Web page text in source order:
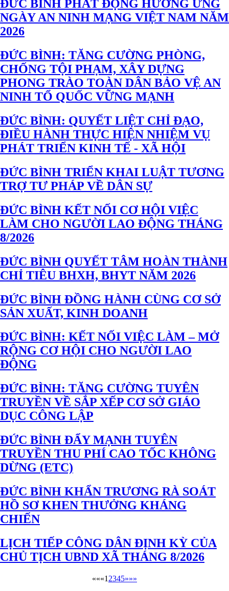
ĐỨC BÌNH PHÁT ĐỘNG HƯỞNG ỨNG
NGÀY AN NINH MẠNG VIỆT NAM NĂM
2026
ĐỨC BÌNH: TĂNG CƯỜNG PHÒNG,
CHỐNG TỘI PHẠM, XÂY DỰNG
PHONG TRÀO TOÀN DÂN BẢO VỆ AN
NINH TỔ QUỐC VỮNG MẠNH
ĐỨC BÌNH: QUYẾT LIỆT CHỈ ĐẠO,
ĐIỀU HÀNH THỰC HIỆN NHIỆM VỤ
PHÁT TRIỂN KINH TẾ - XÃ HỘI
ĐỨC BÌNH TRIỂN KHAI LUẬT TƯƠNG
TRỢ TƯ PHÁP VỀ DÂN SỰ
ĐỨC BÌNH KẾT NỐI CƠ HỘI VIỆC
LÀM CHO NGƯỜI LAO ĐỘNG THÁNG
8/2026
ĐỨC BÌNH QUYẾT TÂM HOÀN THÀNH
CHỈ TIÊU BHXH, BHYT NĂM 2026
ĐỨC BÌNH ĐỒNG HÀNH CÙNG CƠ SỞ
SẢN XUẤT, KINH DOANH
ĐỨC BÌNH: KẾT NỐI VIỆC LÀM – MỞ
RỘNG CƠ HỘI CHO NGƯỜI LAO
ĐỘNG
ĐỨC BÌNH: TĂNG CƯỜNG TUYÊN
TRUYỀN VỀ SẮP XẾP CƠ SỞ GIÁO
DỤC CÔNG LẬP
ĐỨC BÌNH ĐẨY MẠNH TUYÊN
TRUYỀN THU PHÍ CAO TỐC KHÔNG
DỪNG (ETC)
ĐỨC BÌNH KHẨN TRƯƠNG RÀ SOÁT
HỒ SƠ KHEN THƯỞNG KHÁNG
CHIẾN
LỊCH TIẾP CÔNG DÂN ĐỊNH KỲ CỦA
CHỦ TỊCH UBND XÃ THÁNG 8/2026
«««1 2345»»»